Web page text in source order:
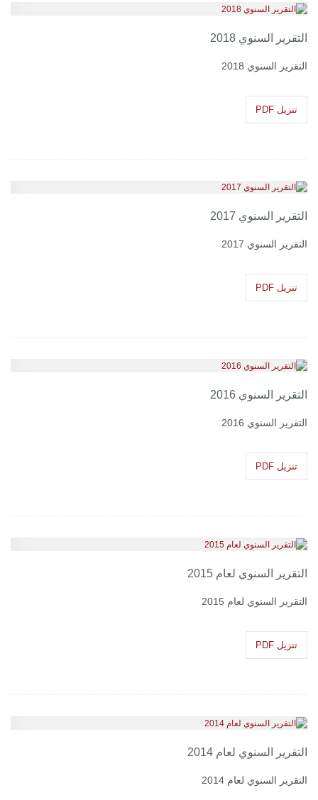
التقرير السنوي 2018
التقرير السنوي 2018
تنزيل PDF
التقرير السنوي 2017
التقرير السنوي 2017
تنزيل PDF
التقرير السنوي 2016
التقرير السنوي 2016
تنزيل PDF
التقرير السنوي لعام 2015
التقرير السنوي لعام 2015
تنزيل PDF
التقرير السنوي لعام 2014
التقرير السنوي لعام 2014